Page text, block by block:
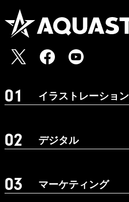
イラストレーション
デジタル
マーケティング